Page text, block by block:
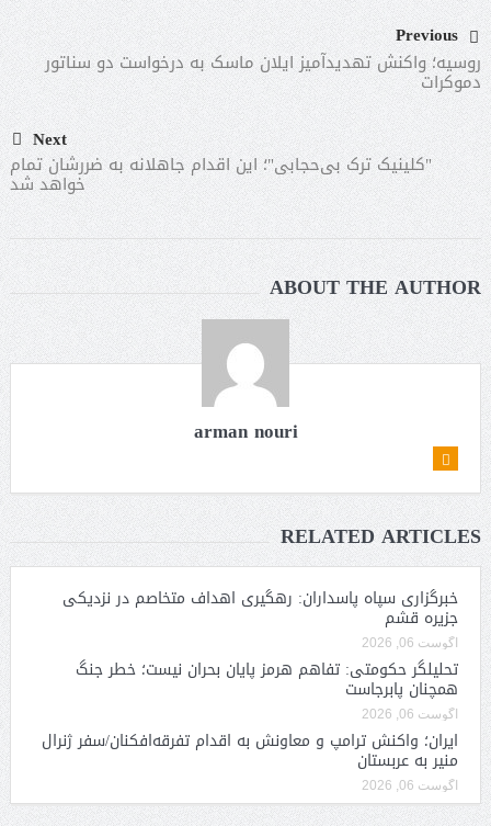
Previous
روسیه؛ واکنش تهدیدآمیز ایلان ماسک به درخواست دو سناتور
دموکرات
Next
"کلینیک ترک بی‌حجابی"؛ این اقدام جاهلانه به ضررشان تمام
خواهد شد
ABOUT THE AUTHOR
arman nouri
RELATED ARTICLES
خبرگزاری سپاه پاسداران: رهگیری اهداف متخاصم در نزدیکی
جزیره قشم
آگوست 06, 2026
تحلیلگر حکومتی: تفاهم هرمز پایان بحران نیست؛ خطر جنگ
همچنان پابرجاست
آگوست 06, 2026
ایران؛ واکنش ترامپ و معاونش به اقدام تفرقه‌افکنان/سفر ژنرال
منیر به عربستان
آگوست 06, 2026